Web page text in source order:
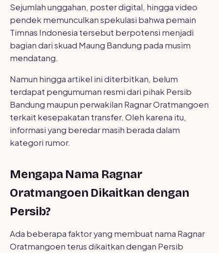
Sejumlah unggahan, poster digital, hingga video
pendek memunculkan spekulasi bahwa pemain
Timnas Indonesia tersebut berpotensi menjadi
bagian dari skuad Maung Bandung pada musim
mendatang.
Namun hingga artikel ini diterbitkan, belum
terdapat pengumuman resmi dari pihak Persib
Bandung maupun perwakilan Ragnar Oratmangoen
terkait kesepakatan transfer. Oleh karena itu,
informasi yang beredar masih berada dalam
kategori rumor.
Mengapa Nama Ragnar
Oratmangoen Dikaitkan dengan
Persib?
Ada beberapa faktor yang membuat nama Ragnar
Oratmangoen terus dikaitkan dengan Persib